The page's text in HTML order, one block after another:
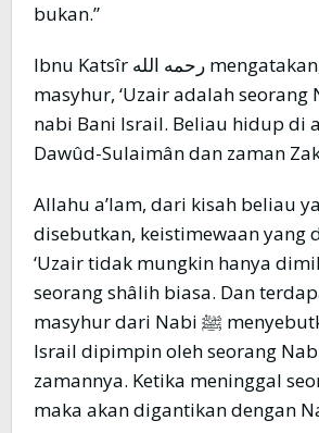
bukan.”
Ibnu Katsîr رحمه الله mengatakan, “Yang
masyhur, ‘Uzair adalah
nabi Bani Israil. Beliau hidup di
Dawûd-Sulaimân dan zaman
Allahu a’lam, dari kisah beliau
disebutkan, keistimewaan yang
‘Uzair tidak mungkin hanya
seorang shâlih biasa. Dan
masyhur dari Nabi ﷺ menyebutkan bahwa Bani
Israil dipimpin oleh seorang
zamannya. Ketika meninggal
maka akan digantikan dengan